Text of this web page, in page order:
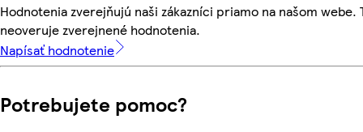
Hodnotenia zverejňujú naši zákazníci priamo na našom webe.
neoveruje zverejnené hodnotenia.
Napísať hodnotenie
Potrebujete pomoc?